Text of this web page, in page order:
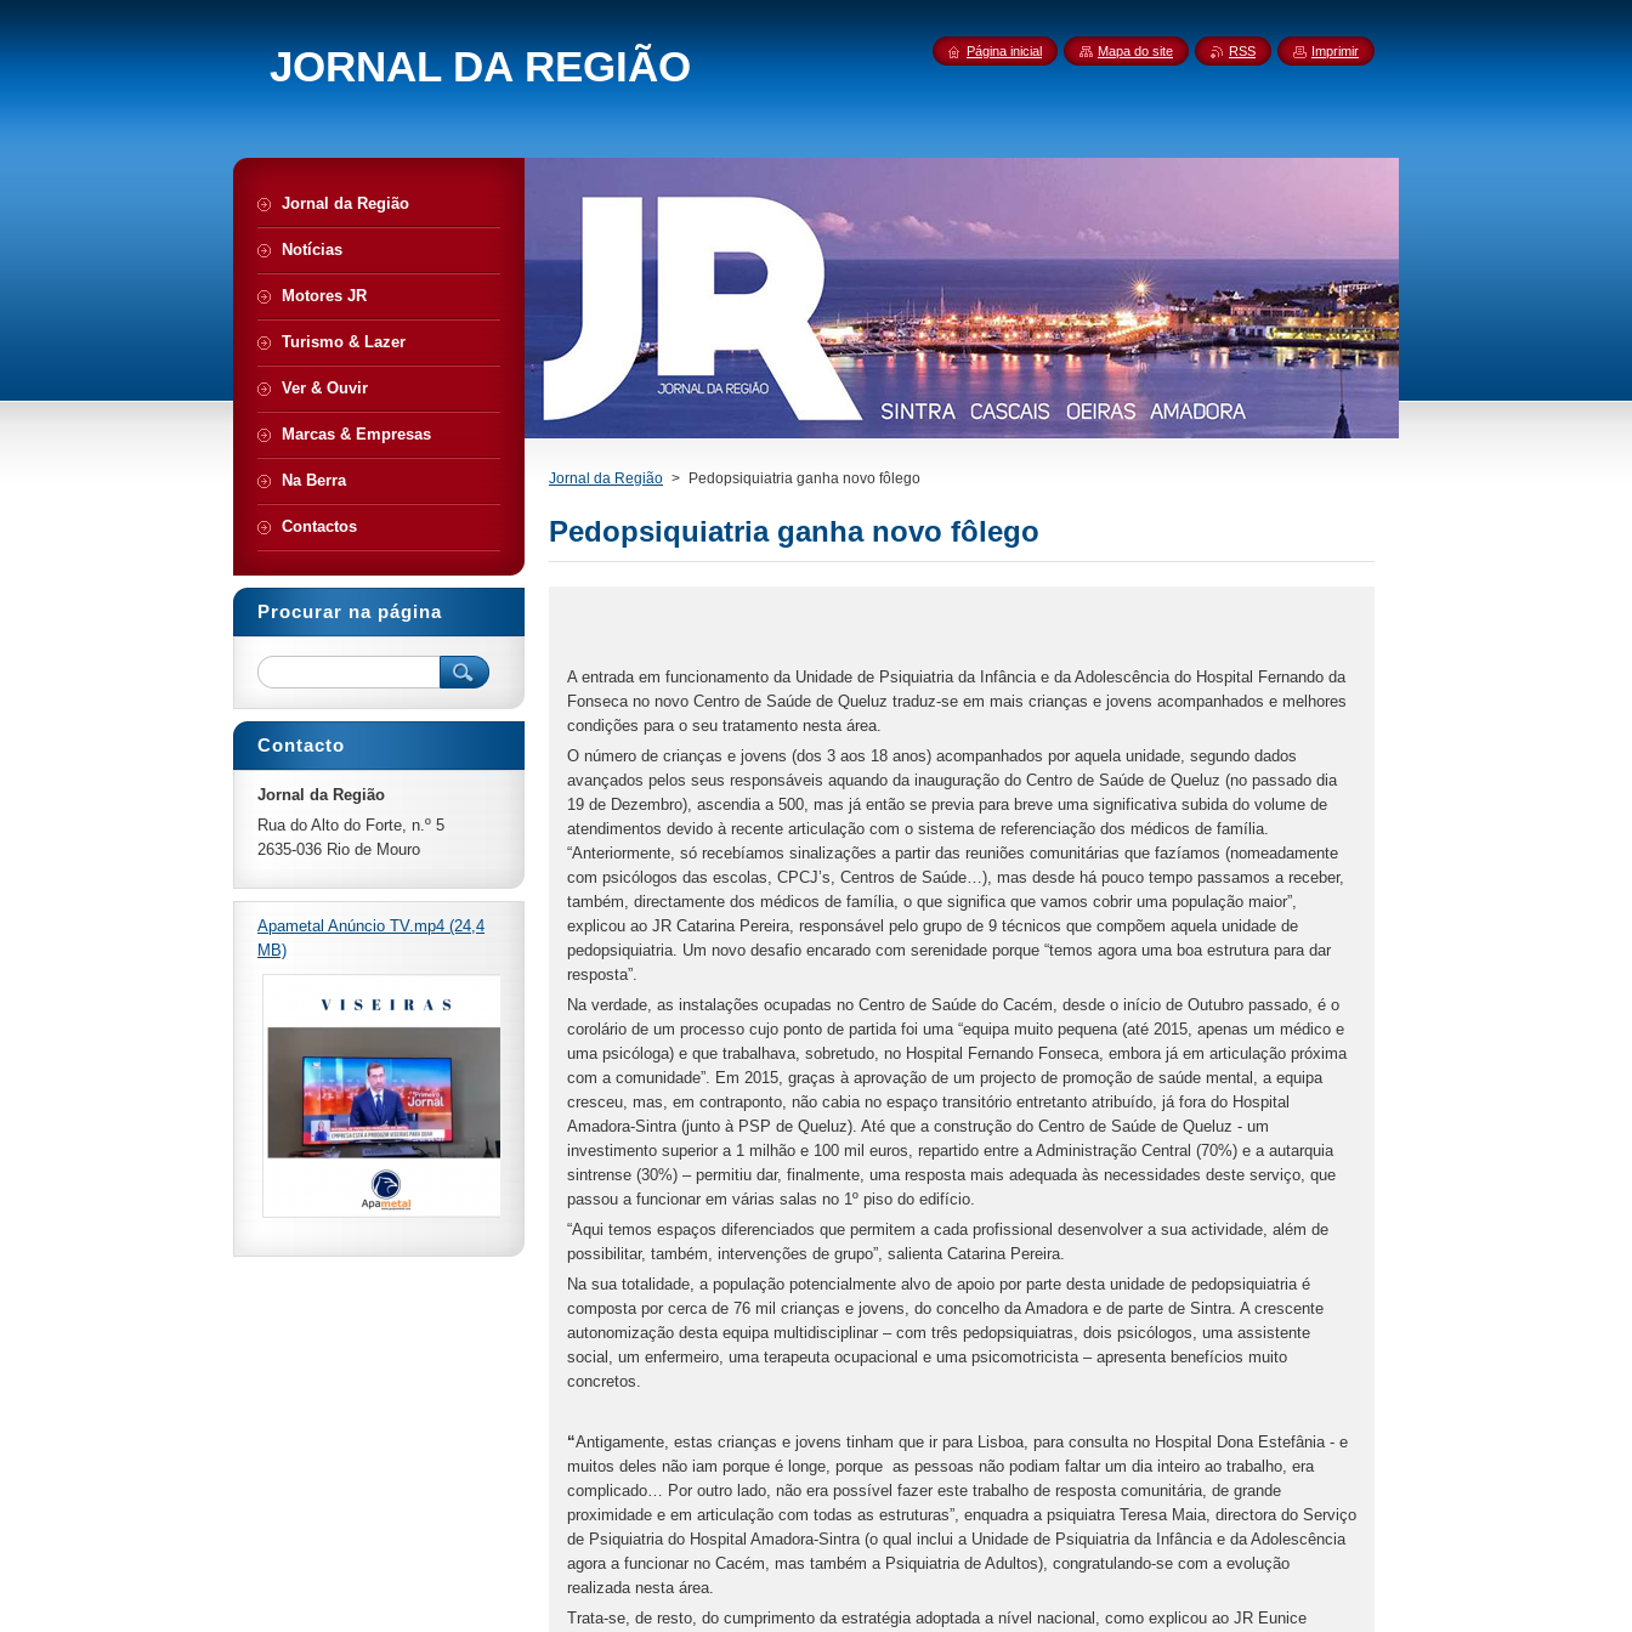
JORNAL DA REGIÃO
Jornal da Região > Pedopsiquiatria ganha novo fôlego
Pedopsiquiatria ganha novo fôlego
A entrada em funcionamento da Unidade de Psiquiatria da Infância e da Adolescência do Hospital Fernando da
Fonseca no novo Centro de Saúde de Queluz traduz-se em mais crianças e jovens acompanhados e melhores
condições para o seu tratamento nesta área.
O número de crianças e jovens (dos 3 aos 18 anos) acompanhados por aquela unidade, segundo dados
avançados pelos seus responsáveis aquando da inauguração do Centro de Saúde de Queluz (no passado dia
19 de Dezembro), ascendia a 500, mas já então se previa para breve uma significativa subida do volume de
atendimentos devido à recente articulação com o sistema de referenciação dos médicos de família.
“Anteriormente, só recebíamos sinalizações a partir das reuniões comunitárias que fazíamos (nomeadamente
com psicólogos das escolas, CPCJ’s, Centros de Saúde…), mas desde há pouco tempo passamos a receber,
também, directamente dos médicos de família, o que significa que vamos cobrir uma população maior”,
explicou ao JR Catarina Pereira, responsável pelo grupo de 9 técnicos que compõem aquela unidade de
pedopsiquiatria. Um novo desafio encarado com serenidade porque “temos agora uma boa estrutura para dar
resposta”.
Na verdade, as instalações ocupadas no Centro de Saúde do Cacém, desde o início de Outubro passado, é o
corolário de um processo cujo ponto de partida foi uma “equipa muito pequena (até 2015, apenas um médico e
uma psicóloga) e que trabalhava, sobretudo, no Hospital Fernando Fonseca, embora já em articulação próxima
com a comunidade”. Em 2015, graças à aprovação de um projecto de promoção de saúde mental, a equipa
cresceu, mas, em contraponto, não cabia no espaço transitório entretanto atribuído, já fora do Hospital
Amadora-Sintra (junto à PSP de Queluz). Até que a construção do Centro de Saúde de Queluz - um
investimento superior a 1 milhão e 100 mil euros, repartido entre a Administração Central (70%) e a autarquia
sintrense (30%) – permitiu dar, finalmente, uma resposta mais adequada às necessidades deste serviço, que
passou a funcionar em várias salas no 1º piso do edifício.
“Aqui temos espaços diferenciados que permitem a cada profissional desenvolver a sua actividade, além de
possibilitar, também, intervenções de grupo”, salienta Catarina Pereira.
Na sua totalidade, a população potencialmente alvo de apoio por parte desta unidade de pedopsiquiatria é
composta por cerca de 76 mil crianças e jovens, do concelho da Amadora e de parte de Sintra. A crescente
autonomização desta equipa multidisciplinar – com três pedopsiquiatras, dois psicólogos, uma assistente
social, um enfermeiro, uma terapeuta ocupacional e uma psicomotricista – apresenta benefícios muito
concretos.
“Antigamente, estas crianças e jovens tinham que ir para Lisboa, para consulta no Hospital Dona Estefânia - e
muitos deles não iam porque é longe, porque as pessoas não podiam faltar um dia inteiro ao trabalho, era
complicado… Por outro lado, não era possível fazer este trabalho de resposta comunitária, de grande
proximidade e em articulação com todas as estruturas”, enquadra a psiquiatra Teresa Maia, directora do Serviço
de Psiquiatria do Hospital Amadora-Sintra (o qual inclui a Unidade de Psiquiatria da Infância e da Adolescência
agora a funcionar no Cacém, mas também a Psiquiatria de Adultos), congratulando-se com a evolução
realizada nesta área.
Trata-se, de resto, do cumprimento da estratégia adoptada a nível nacional, como explicou ao JR Eunice
Jornal da Região
Notícias
Motores JR
Turismo & Lazer
Ver & Ouvir
Marcas & Empresas
Na Berra
Contactos
Procurar na página
Contacto
Jornal da Região
Rua do Alto do Forte, n.º 5
2635-036 Rio de Mouro
Apametal Anúncio TV.mp4 (24,4
MB)
Página inicial Mapa do site RSS Imprimir